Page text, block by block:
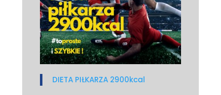
DIETA PIŁKARZA 2900kcal